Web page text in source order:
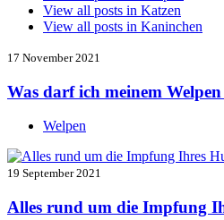
View all posts in Katzen
View all posts in Kaninchen
17 November 2021
Was darf ich meinem Welpen
Welpen
19 September 2021
Alles rund um die Impfung